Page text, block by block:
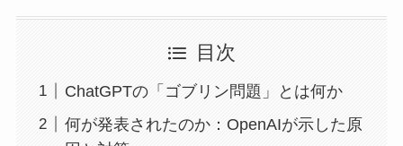
目次
ChatGPTの「ゴブリン問題」とは何か
何が発表されたのか：OpenAIが示した原